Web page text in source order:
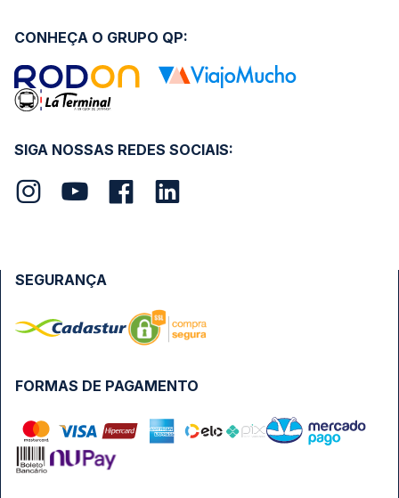
SIGA NOSSAS REDES SOCIAIS:
CONHEÇA O GRUPO QP:
FORMAS DE PAGAMENTO
SEGURANÇA